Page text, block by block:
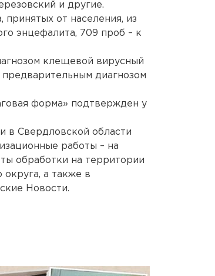
и другие.
от населения, из
энцефалита, 709 проб – к
клещевой вирусный
диагнозом
форма» подтвержден у
в Свердловской области
работы – на
обработки на территории
округа, а также в
Новости.